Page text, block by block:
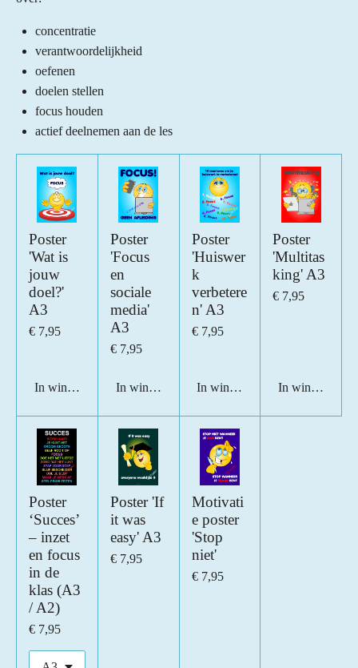
concentratie
verantwoordelijkheid
oefenen
doelen stellen
focus houden
actief deelnemen aan de les
Poster
'Wat is
jouw
doel?'
A3
€ 7,95
In winkelwagen
Poster
'Focus
en
sociale
media'
A3
€ 7,95
In winkelwagen
Poster
'Huiswer
k
verbetere
n' A3
€ 7,95
In winkelwagen
Poster
'Multitas
king' A3
€ 7,95
In
Poster
‘Succes’
– inzet
en focus
in de
klas (A3
/ A2)
€ 7,95
Poster 'If
it was
easy' A3
€ 7,95
Motivati
e poster
'Stop
niet'
€ 7,95